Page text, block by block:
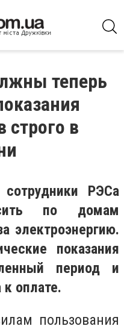
теперь
строго в
РЭСа
по домам
электроэнергию.
показания
период и
оплате.
пользования